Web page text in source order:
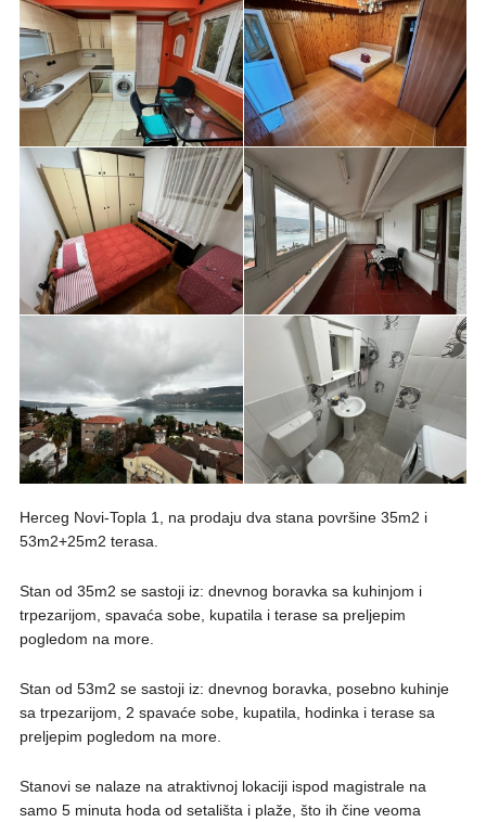
Herceg Novi-Topla 1, na prodaju dva stana površine 35m2 i
53m2+25m2 terasa.
Stan od 35m2 se sastoji iz: dnevnog boravka sa kuhinjom i
trpezarijom, spavaća sobe, kupatila i terase sa preljepim
pogledom na more.
Stan od 53m2 se sastoji iz: dnevnog boravka, posebno kuhinje
sa trpezarijom, 2 spavaće sobe, kupatila, hodinka i terase sa
preljepim pogledom na more.
Stanovi se nalaze na atraktivnoj lokaciji ispod magistrale na
samo 5 minuta hoda od setališta i plaže, što ih čine veoma